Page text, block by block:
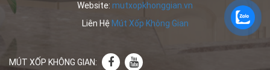
Website: mutxopkhonggian.vn
Liên Hệ Mút Xốp Không Gian
MÚT XỐP KHÔNG GIAN: